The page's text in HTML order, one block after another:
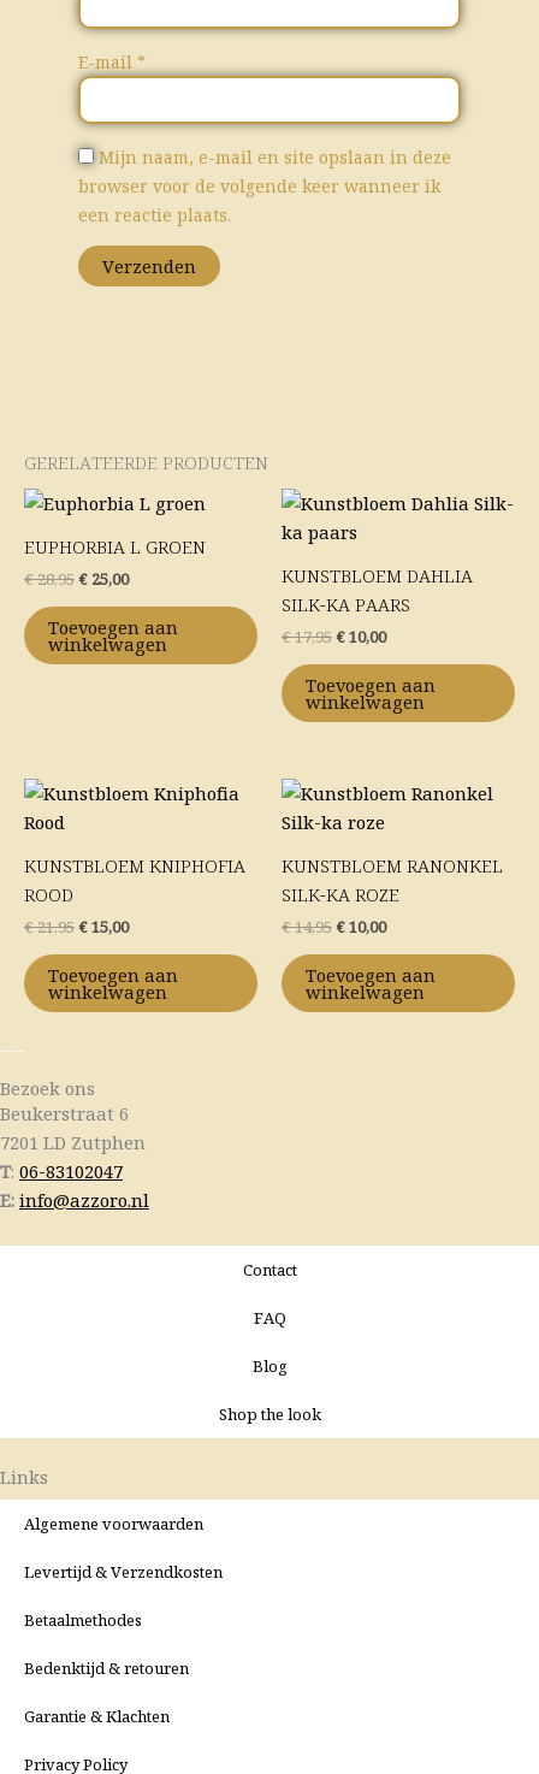
E-mail*
Mijn naam, e-mail en site opslaan in deze
browser voor de volgende keer wanneer ik
een reactie plaats.
GERELATEERDE PRODUCTEN
EUPHORBIA L GROEN
€28,95
Oorspronkelijke
prijs
was:
€ 28,95.
€ 25,00
Huidige
prijs
is:
€ 25,00.
Toevoegen aan
winkelwagen
KUNSTBLOEM DAHLIA
SILK-KA PAARS
€17,95
Oorspronkelijke
prijs
was:
€10,00
Huidige
prijs
Toevoegen aan
winkelwagen
KUNSTBLOEM KNIPHOFIA
ROOD
€21,95
Oorspronkelijke
prijs
€15,00
Huidige
prijs
Toevoegen aan
winkelwagen
KUNSTBLOEM RANONKEL
SILK-KA ROZE
€14,95
Oorspronkelijke
prijs
was:
€10,00
Huidige
prijs
Toevoegen aan
winkelwagen
Bezoek ons
Beukerstraat 6
7201 LD Zutphen
T: 06-83102047
E: info@azzoro.nl
Contact
FAQ
Blog
Shop the look
Links
Algemene voorwaarden
Levertijd & Verzendkosten
Betaalmethodes
Bedenktijd & retouren
Garantie & Klachten
Privacy Policy